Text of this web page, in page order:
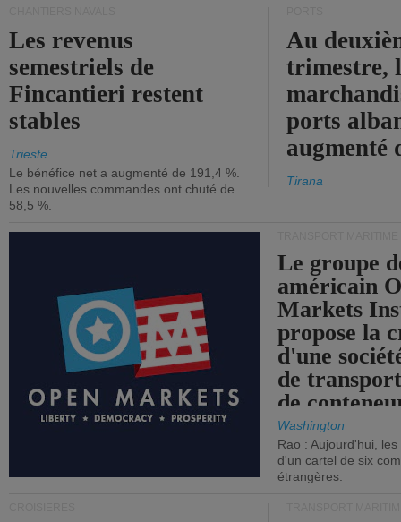
Les revenus
semestriels de
Fincantieri restent
stables
Trieste
Le bénéfice net a augmenté de 191,4 %.
Les nouvelles commandes ont chuté de
58,5 %.
Au
trimestre,
ports
augmenté
Tirana
Le groupe
américain
Markets
propose la
d'une
de
de
Washington
Rao : Aujourd'hui,
d'un cartel de six
étrangères.